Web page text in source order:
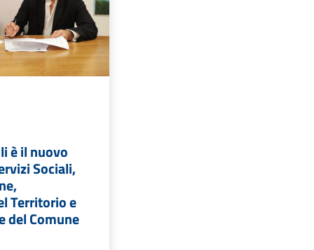
è il nuovo
Sociali,
Territorio e
del Comune